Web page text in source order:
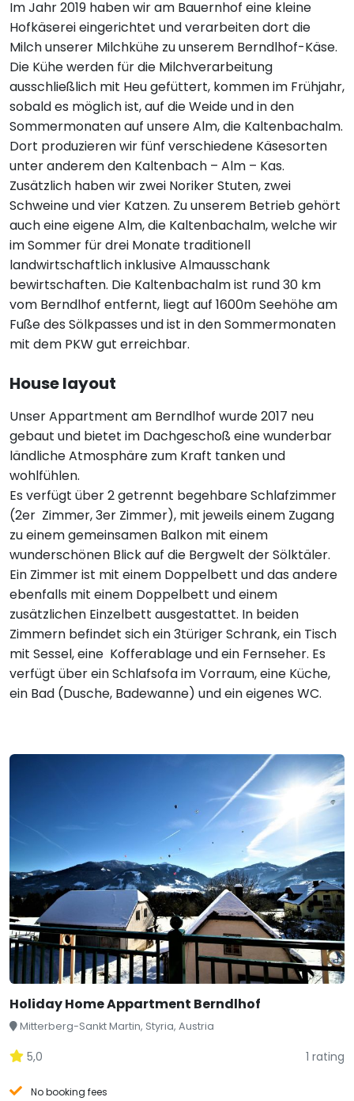
Im Jahr 2019 haben wir am Bauernhof eine kleine
Hofkäserei eingerichtet und verarbeiten dort die
Milch unserer Milchkühe zu unserem Berndlhof-Käse.
Die Kühe werden für die Milchverarbeitung
ausschließlich mit Heu gefüttert, kommen im Frühjahr,
sobald es möglich ist, auf die Weide und in den
Sommermonaten auf unsere Alm, die Kaltenbachalm.
Dort produzieren wir fünf verschiedene Käsesorten
unter anderem den Kaltenbach – Alm – Kas.
Zusätzlich haben wir zwei Noriker Stuten, zwei
Schweine und vier Katzen. Zu unserem Betrieb gehört
auch eine eigene Alm, die Kaltenbachalm, welche wir
im Sommer für drei Monate traditionell
landwirtschaftlich inklusive Almausschank
bewirtschaften. Die Kaltenbachalm ist rund 30 km
vom Berndlhof entfernt, liegt auf 1600m Seehöhe am
Fuße des Sölkpasses und ist in den Sommermonaten
mit dem PKW gut erreichbar.
House layout
Unser Appartment am Berndlhof wurde 2017 neu
gebaut und bietet im Dachgeschoß eine wunderbar
ländliche Atmosphäre zum Kraft tanken und
wohlfühlen.
Es verfügt über 2 getrennt begehbare Schlafzimmer
(2er Zimmer, 3er Zimmer), mit jeweils einem Zugang
zu einem gemeinsamen Balkon mit einem
wunderschönen Blick auf die Bergwelt der Sölktäler.
Ein Zimmer ist mit einem Doppelbett und das andere
ebenfalls mit einem Doppelbett und einem
zusätzlichen Einzelbett ausgestattet. In beiden
Zimmern befindet sich ein 3türiger Schrank, ein Tisch
mit Sessel, eine Kofferablage und ein Fernseher. Es
verfügt über ein Schlafsofa im Vorraum, eine Küche,
ein Bad (Dusche, Badewanne) und ein eigenes WC.
Holiday Home Appartment Berndlhof
Mitterberg-Sankt Martin, Styria, Austria
5,0 1 rating
No booking fees